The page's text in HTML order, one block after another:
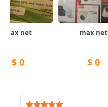
max net
0
$
max net
0
$